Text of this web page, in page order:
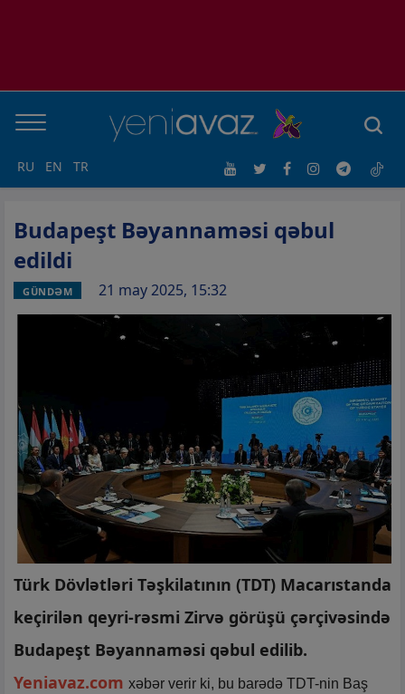
RU EN TR
Budapeşt Bəyannaməsi qəbul
edildi
GÜNDƏM 21 may 2025, 15:32
Türk Dövlətləri Təşkilatının (TDT) Macarıstanda
keçirilən qeyri-rəsmi Zirvə görüşü çərçivəsində
Budapeşt Bəyannaməsi qəbul edilib.
Yeniavaz.com xəbər verir ki, bu barədə TDT-nin Baş